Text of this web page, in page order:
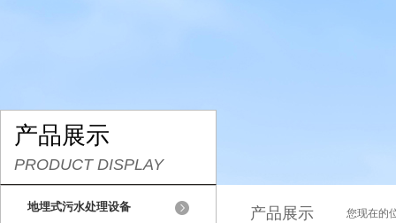
产品展示
PRODUCT DISPLAY
地埋式污水处理设备 产品展示 您现在的